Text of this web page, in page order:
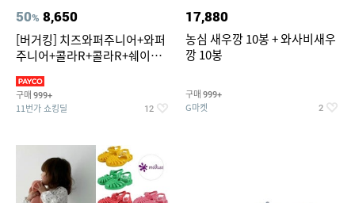
50% 8,650
[버거킹] 치즈와퍼주니어+와퍼
주니어+콜라R+콜라R+쉐이킹
구매 999+
11번가 쇼킹딜 12
17,880
농심 새우깡 10봉 + 와사비새우
깡 10봉
구매 999+
G마켓 2